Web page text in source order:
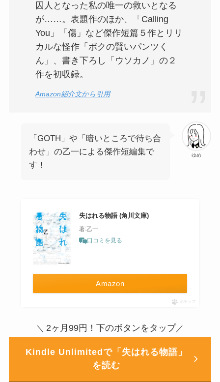
囚人となった私の唯一の救いとなる
が……。表題作のほか、「Calling
You」「傷」など傑作短篇５作とリリ
カルな怪作「ボクの賢いパンツく
ん」、書き下ろし「ウソカノ」の２
作を初収録。
Amazon紹介文から引用
ゆめ
「GOTH」や「暗いところで待ち合
わせ」の乙一による傑作短編集で
す！
失はれる物語 (角川文庫)
著:乙一
口コミを見る
Amazon
ポチップ
＼ 2ヶ月99円！下のボタンをタップ／
Kindle Unlimitedで「失はれる物語」
を読む